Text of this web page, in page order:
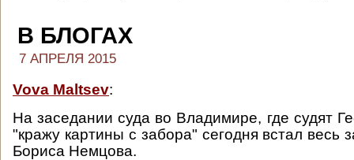
В БЛОГАХ
7 АПРЕЛЯ 2015
Vova Maltsev:
На заседании суда во Владимире, где судят
"кражу картины с забора" сегодня встал весь
Бориса Немцова.